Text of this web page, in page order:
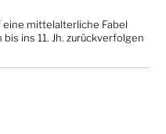
mittelalterliche Fabel
ins 11. Jh. zurückverfolgen